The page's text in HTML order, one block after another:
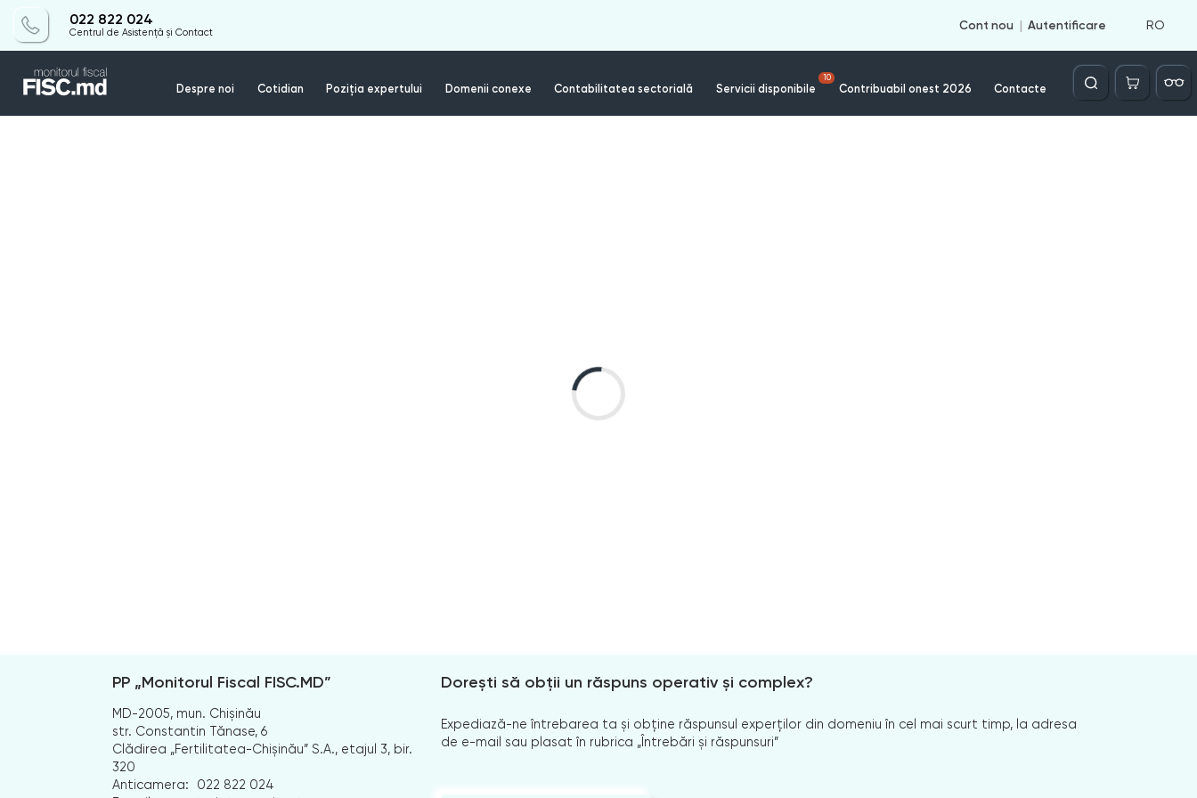
022 822 024
Centrul de Asistență și Contact
Cont nou Autentificare RO
Despre noi Cotidian Poziția expertului Domenii conexe Contabilitatea sectorială Servicii disponibile
10
Contribuabil onest 2026 Contacte
Căutare
PP „Monitorul Fiscal FISC.MD”
MD-2005, mun. Chișinău
str. Constantin Tănase, 6
Clădirea „Fertilitatea-Chișinău” S.A., etajul 3, bir.
320
Anticamera:
022 822 024
Dorești să obții un răspuns operativ și complex?
Expediază-ne întrebarea ta și obține răspunsul experților din domeniu în cel mai scurt timp, la adresa
de e-mail sau plasat în rubrica „Întrebări și răspunsuri”